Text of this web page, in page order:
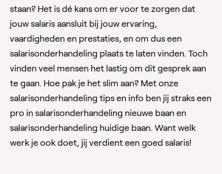
staan? Het is dé kans om er voor te zorgen dat
jouw salaris aansluit bij jouw ervaring,
vaardigheden en prestaties, en om dus een
salarisonderhandeling plaats te laten vinden. Toch
vinden veel mensen het lastig om dit gesprek aan
te gaan. Hoe pak je het slim aan? Met onze
salarisonderhandeling tips en info ben jij straks een
pro in salarisonderhandeling nieuwe baan en
salarisonderhandeling huidige baan. Want welk
werk je ook doet, jij verdient een goed salaris!